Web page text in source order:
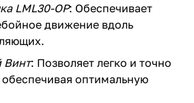
LML30-OP: Обеспечивает
движение вдоль
Винт: Позволяет легко и точно
обеспечивая оптимальную